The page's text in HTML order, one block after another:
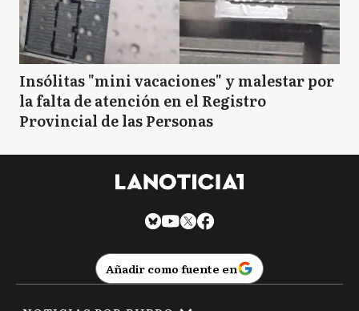
Insólitas "mini vacaciones" y malestar por
la falta de atención en el Registro
Provincial de las Personas
Añadir como fuente en